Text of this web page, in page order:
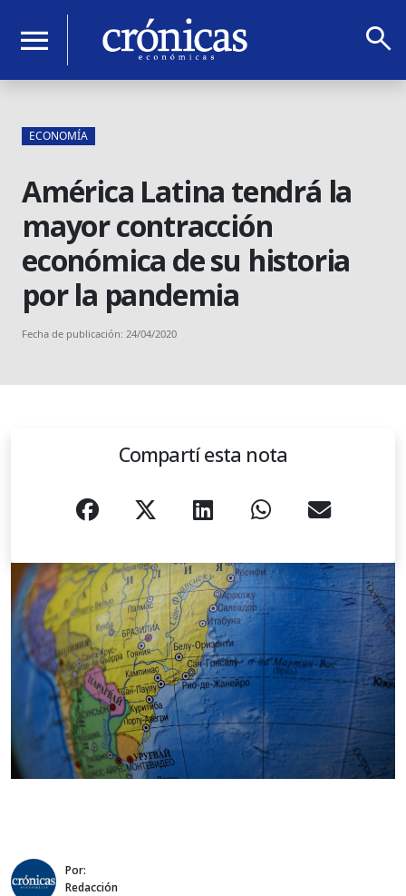
menu search
ECONOMÍA
América Latina tendrá la
mayor contracción
económica de su historia
por la pandemia
Fecha de publicación: 24/04/2020
Compartí esta nota
Por:
Redacción